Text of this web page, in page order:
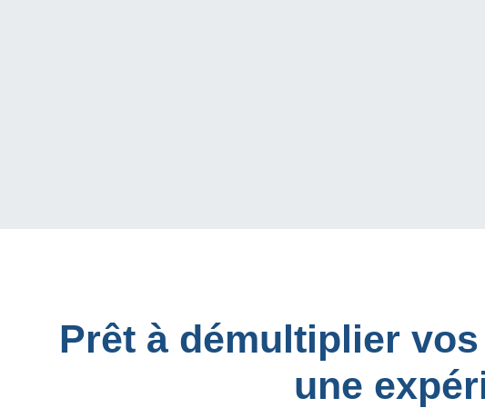
Prêt à démultiplier
une